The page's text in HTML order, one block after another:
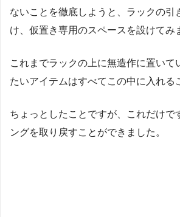
ないことを徹底しようと、ラックの引
け、仮置き専用のスペースを設けてみ
これまでラックの上に無造作に置いて
たいアイテムはすべてこの中に入れる
ちょっとしたことですが、これだけで
ングを取り戻すことができました。